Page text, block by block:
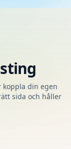
koppla din egen
sida och håller